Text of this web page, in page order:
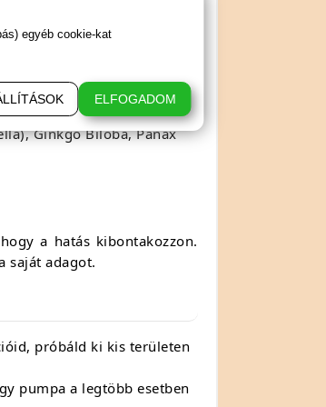
Ginkgo Biloba, Panax
a hatás kibontakozzon.
saját adagot.
próbáld ki kis területen
pumpa a legtöbb esetben
egyéb cookie-kat
ELFOGADOM